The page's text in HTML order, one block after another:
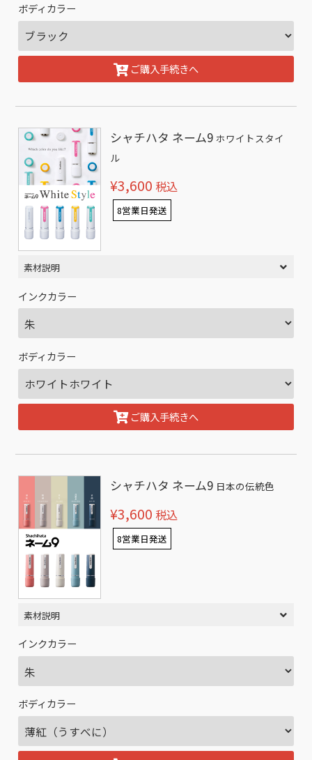
ボディカラー
ご購入手続きへ
シャチハタ ネーム9 ホワイトスタイ
ル
¥3,600 税込
8営業日発送
素材説明
インクカラー
ボディカラー
ご購入手続きへ
シャチハタ ネーム9 日本の伝統色
¥3,600 税込
8営業日発送
素材説明
インクカラー
ボディカラー